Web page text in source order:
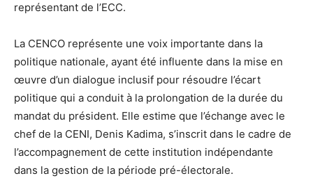
représentant de l’ECC.
La CENCO représente une voix importante dans la
politique nationale, ayant été influente dans la mise en
œuvre d’un dialogue inclusif pour résoudre l’écart
politique qui a conduit à la prolongation de la durée du
mandat du président. Elle estime que l’échange avec le
chef de la CENI, Denis Kadima, s’inscrit dans le cadre de
l’accompagnement de cette institution indépendante
dans la gestion de la période pré-électorale.